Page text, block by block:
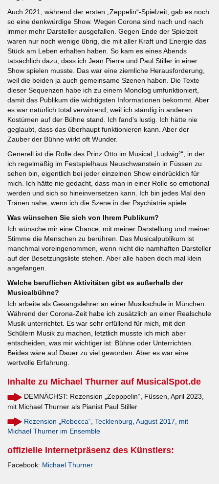
Auch 2021, während der ersten „Zeppelin“-Spielzeit, gab es noch
so eine denkwürdige Show. Wegen Corona sind nach und nach
immer mehr Darsteller ausgefallen. Gegen Ende der Spielzeit
waren nur noch wenige übrig, die mit aller Kraft und Energie das
Stück am Leben erhalten haben. So kam es eines Abends
tatsächlich dazu, dass ich Jean Pierre und Paul Stiller in einer
Show spielen musste. Das war eine ziemliche Herausforderung,
weil die beiden ja auch gemeinsame Szenen haben. Die Texte
dieser Sequenzen habe ich zu einem Monolog umfunktioniert,
damit das Publikum die wichtigsten Informationen bekommt. Aber
es war natürlich total verwirrend, weil ich ständig in anderen
Kostümen auf der Bühne stand. Ich fand's lustig. Ich hätte nie
geglaubt, dass das überhaupt funktionieren kann. Aber der
Zauber der Bühne wirkt oft Wunder.
Generell ist die Rolle des Prinz Otto im Musical „Ludwig²“, in der
ich regelmäßig im Festspielhaus Neuschwanstein in Füssen zu
sehen bin, eigentlich bei jeder einzelnen Show eindrücklich für
mich. Ich hätte nie gedacht, dass man in einer Rolle so emotional
werden und sich so hineinversetzen kann. Ich bin jedes Mal den
Tränen nahe, wenn ich die Szene in der Psychiatrie spiele.
Was wünschen Sie sich von Ihrem Publikum?
Ich wünsche mir eine Chance, mit meiner Darstellung und meiner
Stimme die Menschen zu berühren. Das Musicalpublikum ist
manchmal voreingenommen, wenn nicht die namhaften Darsteller
auf der Besetzungsliste stehen. Aber alle haben doch mal klein
angefangen.
Welche beruflichen Aktivitäten gibt es außerhalb der
Musicalbühne?
Ich arbeite als Gesangslehrer an einer Musikschule in München.
Während der Corona-Zeit habe ich zusätzlich an einer Realschule
Musik unterrichtet. Es war sehr erfüllend für mich, mit den
Schülern Musik zu machen, letztlich musste ich mich aber
entscheiden, was mir wichtiger ist: Bühne oder Unterrichten.
Beides wäre auf Dauer zu viel geworden. Aber es war eine
wertvolle Erfahrung.
Inhalte zu Michael Thurner auf MusicalSpot.de
DEMNÄCHST: Rezension „Zepppelin“, Füssen, April 2023,
mit Michael Thurner als Pianist Paul Stiller
Rezension „Rebecca“, Tecklenburg, August 2017, mit
Michael Thurner im Ensemble
offizielle Internetpräsenz des Künstlers:
Facebook: Michael Thurner